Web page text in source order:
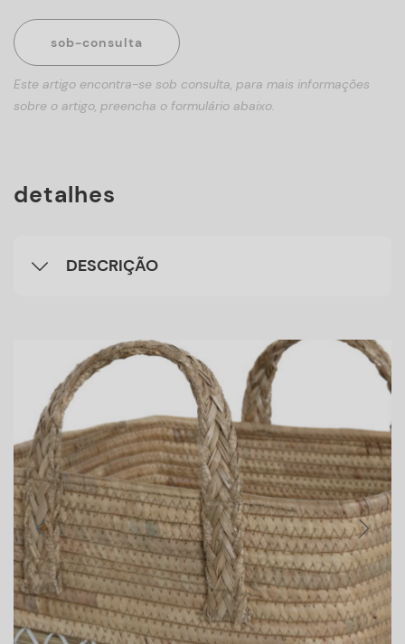
sob-consulta
Este artigo encontra-se sob consulta, para mais informações
sobre o artigo, preencha o formulário abaixo.
detalhes
DESCRIÇÃO